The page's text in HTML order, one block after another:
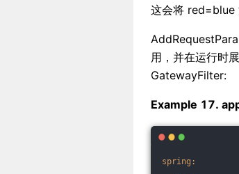
这会将 red=blue
用，并在运行时
GatewayFilter:
Example 17.
spring: